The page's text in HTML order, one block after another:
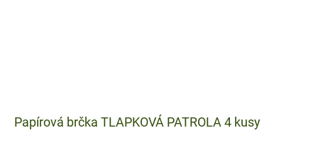
Papírová brčka TLAPKOVÁ PATROLA 4 kusy